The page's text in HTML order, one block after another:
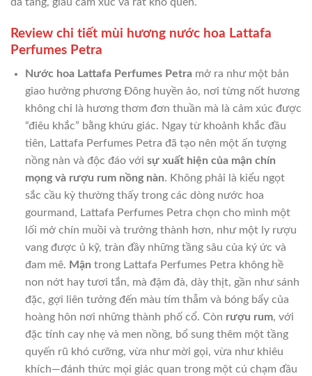
Review chi tiết mùi hương nước hoa Lattafa
Perfumes Petra
Nước hoa Lattafa Perfumes Petramở ra như một bản
giao hưởng phương Đông huyền ảo, nơi từng nốt hương
không chỉ là hương thơm đơn thuần mà là cảm xúc được
“điêu khắc” bằng khứu giác. Ngay từ khoảnh khắc đầu
tiên, Lattafa Perfumes Petra đã tạo nên một ấn tượng
nồng nàn và độc đáo với sự xuất hiện của mận chín
mọng và rượu rum nồng nàn. Không phải là kiểu ngọt
sắc cầu kỳ thường thấy trong các dòng nước hoa
gourmand, Lattafa Perfumes Petra chọn cho mình một
lối mở chín muồi và trưởng thành hơn, như một ly rượu
vang được ủ kỹ, tràn đầy những tầng sâu của ký ức và
đam mê. Mận trong Lattafa Perfumes Petra không hề
non nớt hay tươi tắn, mà đậm đà, dày thịt, gần như sánh
đặc, gợi liên tưởng đến màu tím thẫm và bóng bẩy của
hoàng hôn nơi những thành phố cổ. Còn rượu rum, với
đặc tính cay nhẹ và men nồng, bổ sung thêm một tầng
quyến rũ khó cưỡng, vừa như mời gọi, vừa như khiêu
khích—đánh thức mọi giác quan trong một cú chạm đầu